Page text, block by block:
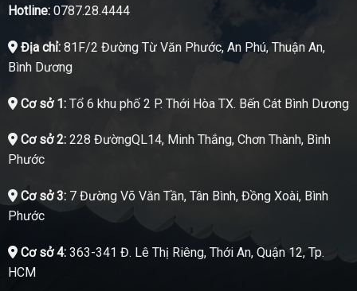
Hotline:0787.28.4444
Địa chỉ:81F/2 Đường Từ Văn Phước, An Phú, Thuận An,
Bình Dương
Cơ sở 1:Tổ 6 khu phố 2 P. Thới Hòa TX. Bến Cát Bình Dương
Cơ sở 2:228 ĐườngQL14, Minh Thắng, Chơn Thành, Bình
Phước
Cơ sở 3:7 Đường Võ Văn Tần, Tân Bình, Đồng Xoài, Bình
Phước
Cơ sở 4:363-341 Đ. Lê Thị Riêng, Thới An, Quận 12, Tp.
HCM